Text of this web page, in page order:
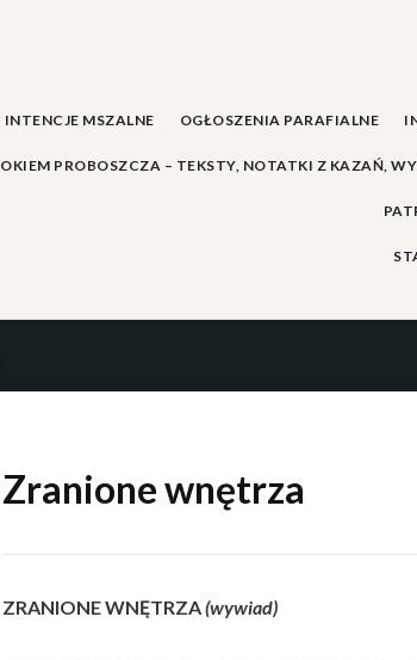
INTENCJE MSZALNE OGŁOSZENIA PARAFIALNE
OKIEM PROBOSZCZA – TEKSTY, NOTATKI Z KAZAŃ,
Zranione wnętrza
ZRANIONE WNĘTRZA(wywiad)